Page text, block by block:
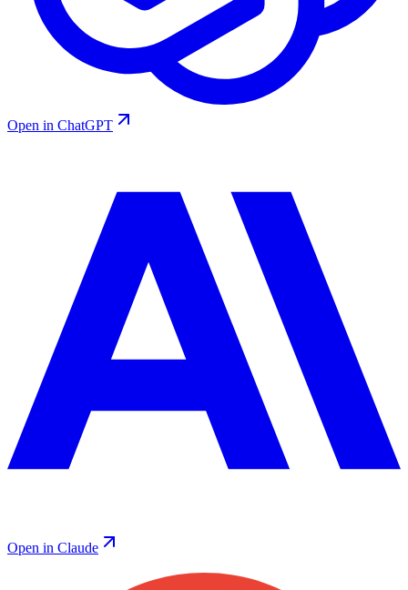
Open in ChatGPT
Open in Claude